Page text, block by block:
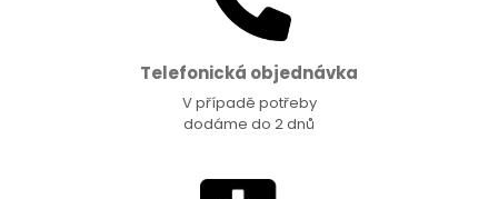
Telefonická objednávka
V případě potřeby
dodáme do 2 dnů